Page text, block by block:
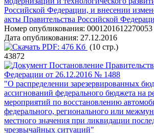
Российской Федерации, и внесении
акты Правительства Российской
Номер опубликования: 0001201612270053
Дата опубликования: 27.12.2016
PDF: 476 Кб (10 стр.)
43872
Постановление
Федерации от 26.12.2016 № 1488
"О распределении зарезервированных
ассигнований федерального бюджета на
мероприятий по восстановлению
федерального, регионального или
местного значения при ликвидации
чрезвычайных ситуаций"